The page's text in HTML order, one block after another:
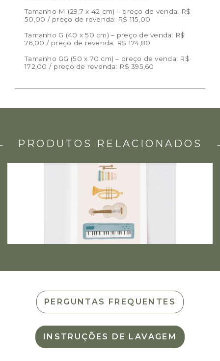
Tamanho M (29,7 x 42 cm) – preço de venda: R$
50,00 / preço de revenda: R$ 115,00
Tamanho G (40 x 50 cm) – preço de venda: R$
76,00 / preço de revenda: R$ 174,80
Tamanho GG (50 x 70 cm) – preço de venda: R$
172,00 / preço de revenda: R$ 395,60
PRODUTOS RELACIONADOS
PERGUNTAS FREQUENTES
INSTRUÇÕES DE LAVAGEM